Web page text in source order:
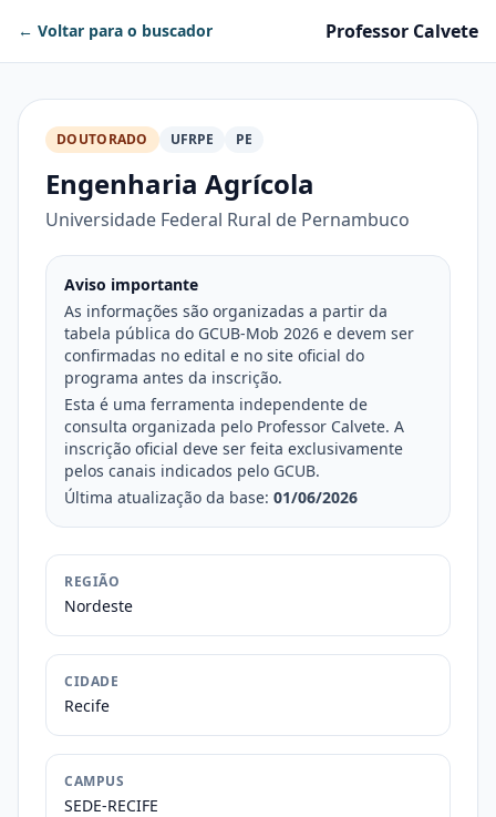
← Voltar para o buscador Professor Calvete
DOUTORADO UFRPE PE
Engenharia Agrícola
Universidade Federal Rural de Pernambuco
Aviso importante
As informações são organizadas a partir da
tabela pública do GCUB-Mob 2026 e devem ser
confirmadas no edital e no site oficial do
programa antes da inscrição.
Esta é uma ferramenta independente de
consulta organizada pelo Professor Calvete. A
inscrição oficial deve ser feita exclusivamente
pelos canais indicados pelo GCUB.
Última atualização da base: 01/06/2026
REGIÃO
Nordeste
CIDADE
Recife
CAMPUS
SEDE-RECIFE